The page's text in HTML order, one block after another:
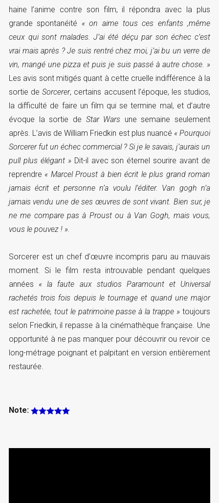
haine l’anime contre son film, il répondra avec la plus
grande spontanéité « on aime tous ces enfants ,même
ceux qui sont malades. J’ai été déçu par son échec c’est
vrai mais après ? Je suis rentré chez moi, j’ai bu un verre de
vin, mangé une pizza et puis je suis passé à autre chose. »
Les avis sont mitigés quant à cette cruelle indifférence à la
sortie deSorcerer, certains accusent l’époque, les studios,
la difficulté de faire un film qui se termine mal, et d’autre
évoque la sortie de Star Wars une semaine seulement
après. L’avis de William Friedkin est plus nuancé « Pourquoi
Sorcerer fut un échec commercial ? Si je le savais, j’aurais un
pull plus élégant » Dit-il avec son éternel sourire avant de
reprendre « Marcel Proust à bien écrit le plus grand roman
jamais écrit et personne n’a voulu l’éditer. Van gogh n’a
jamais vendu une de ses œuvres de sont vivant. Bien sur, je
ne me compare pas à Proust ou à Van Gogh, mais vous,
vous le pouvez ! ».
Sorcerer est un chef d’œuvre incompris paru au mauvais
moment. Si le film resta introuvable pendant quelques
années « la faute aux studios Paramount et Universal
rachetés trois fois depuis le tournage et quand une major
est rachetée, tout le patrimoine passe à la trappe » toujours
selon Friedkin, il repasse à la cinémathèque française. Une
opportunité à ne pas manquer pour découvrir ou revoir ce
long-métrage poignant et palpitant en version entièrement
restaurée.
Note: